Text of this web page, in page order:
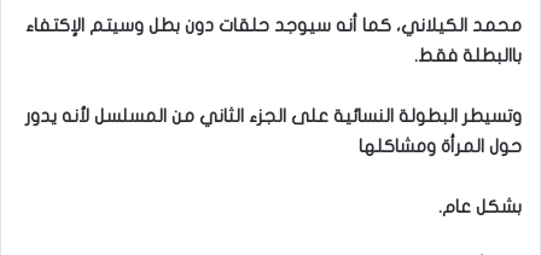
محمد الكيلاني، كما أنه سيوجد حلقات دون بطل وسيتم الإكتفاء
باالبطلة فقط.
وتسيطر البطولة النسائية على الجزء الثاني من المسلسل لأنه يدور
حول المرأة ومشاكلها
بشكل عام.